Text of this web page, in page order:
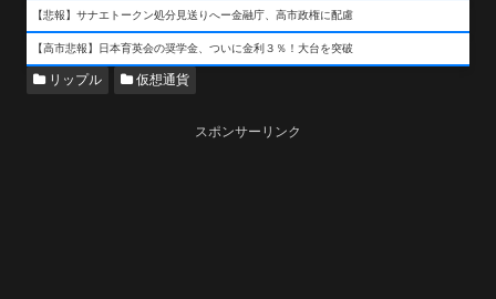
【悲報】サナエトークン処分見送りへー金融庁、高市政権に配慮
【高市悲報】日本育英会の奨学金、ついに金利３％！大台を突破
リップル 仮想通貨
スポンサーリンク